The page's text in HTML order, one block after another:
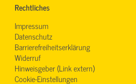
Rechtliches
Impressum
Datenschutz
Barrierefreiheitserklärung
Widerruf
Hinweisgeber (Link extern)
Cookie-Einstellungen